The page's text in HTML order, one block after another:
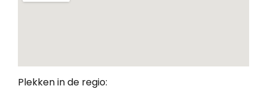
Plekken in de regio: